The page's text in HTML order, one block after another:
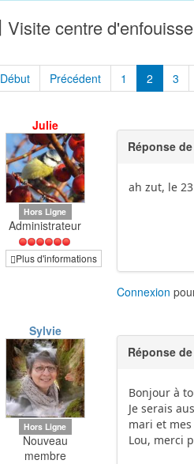
Visite centre
Début Précédent 1 2 3
Julie
Hors Ligne
Administrateur
Plus d'informations
Réponse de
ah zut, le
Connexion
Sylvie
Hors Ligne
Nouveau
membre
Réponse de
Bonjour à
Je serais
mari et
Lou, merci